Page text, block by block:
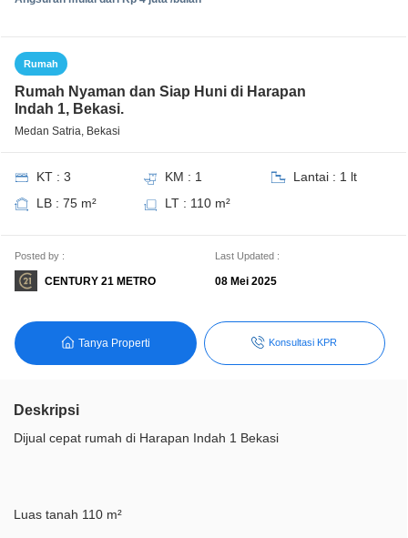
Rumah
Rumah Nyaman dan Siap Huni di Harapan
Indah 1, Bekasi.
Medan Satria, Bekasi
KT : 3 KM : 1
Lantai : 1 lt
LB : 75 m²
LT : 110 m²
Posted by :
CENTURY 21 METRO
Last Updated :
08 Mei 2025
Tanya Properti Konsultasi KPR
Deskripsi
Dijual cepat rumah di Harapan Indah 1 Bekasi
Luas tanah 110 m²